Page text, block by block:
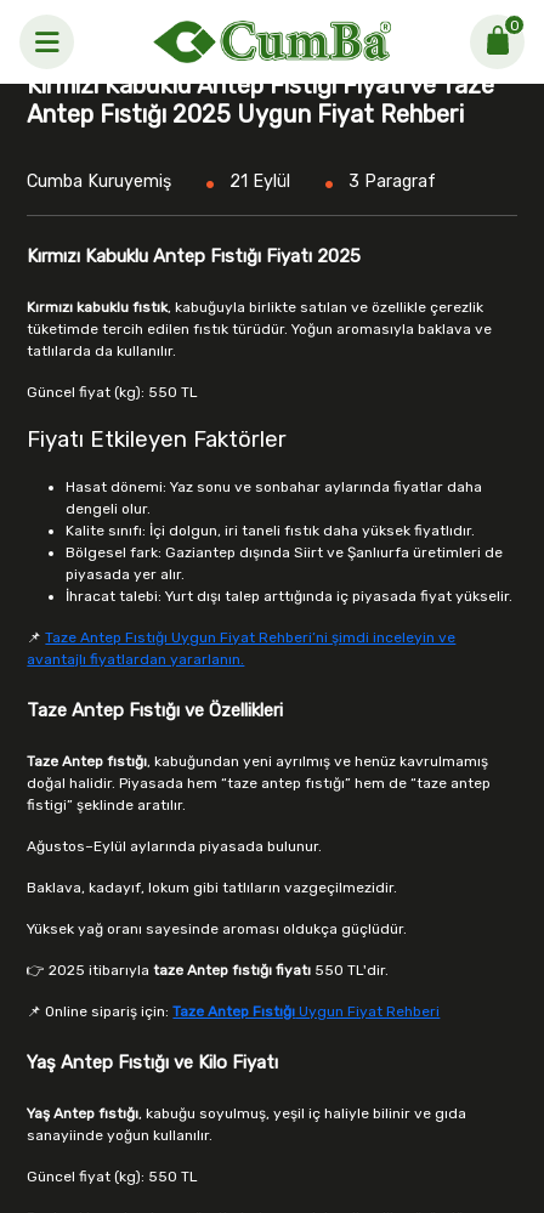
0
Anasayfa > Blog
Kırmızı Kabuklu Antep Fıstığı Fiyatı ve Taze
Antep Fıstığı 2025 Uygun Fiyat Rehberi
Cumba Kuruyemiş 21 Eylül 3 Paragraf
Kırmızı Kabuklu Antep Fıstığı Fiyatı 2025
Kırmızı kabuklu fıstık, kabuğuyla birlikte satılan ve özellikle çerezlik
tüketimde tercih edilen fıstık türüdür. Yoğun aromasıyla baklava ve
tatlılarda da kullanılır.
Güncel fiyat (kg): 550 TL
Fiyatı Etkileyen Faktörler
Hasat dönemi: Yaz sonu ve sonbahar aylarında fiyatlar daha
dengeli olur.
Kalite sınıfı: İçi dolgun, iri taneli fıstık daha yüksek fiyatlıdır.
Bölgesel fark: Gaziantep dışında Siirt ve Şanlıurfa üretimleri de
piyasada yer alır.
İhracat talebi: Yurt dışı talep arttığında iç piyasada fiyat yükselir.
📌Taze Antep Fıstığı Uygun Fiyat Rehberi’ni şimdi inceleyin ve
avantajlı fiyatlardan yararlanın.
Taze Antep Fıstığı ve Özellikleri
Taze Antep fıstığı, kabuğundan yeni ayrılmış ve henüz kavrulmamış
doğal halidir. Piyasada hem “taze antep fıstığı” hem de “taze antep
fistigi” şeklinde aratılır.
Ağustos–Eylül aylarında piyasada bulunur.
Baklava, kadayıf, lokum gibi tatlıların vazgeçilmezidir.
Yüksek yağ oranı sayesinde aroması oldukça güçlüdür.
👉 2025 itibarıylataze Antep fıstığı fiyatı 550 TL'dir.
📌 Online sipariş için:Taze Antep Fıstığı Uygun Fiyat Rehberi
Yaş Antep Fıstığı ve Kilo Fiyatı
Yaş Antep fıstığı, kabuğu soyulmuş, yeşil iç haliyle bilinir ve gıda
sanayiinde yoğun kullanılır.
Güncel fiyat (kg): 550 TL